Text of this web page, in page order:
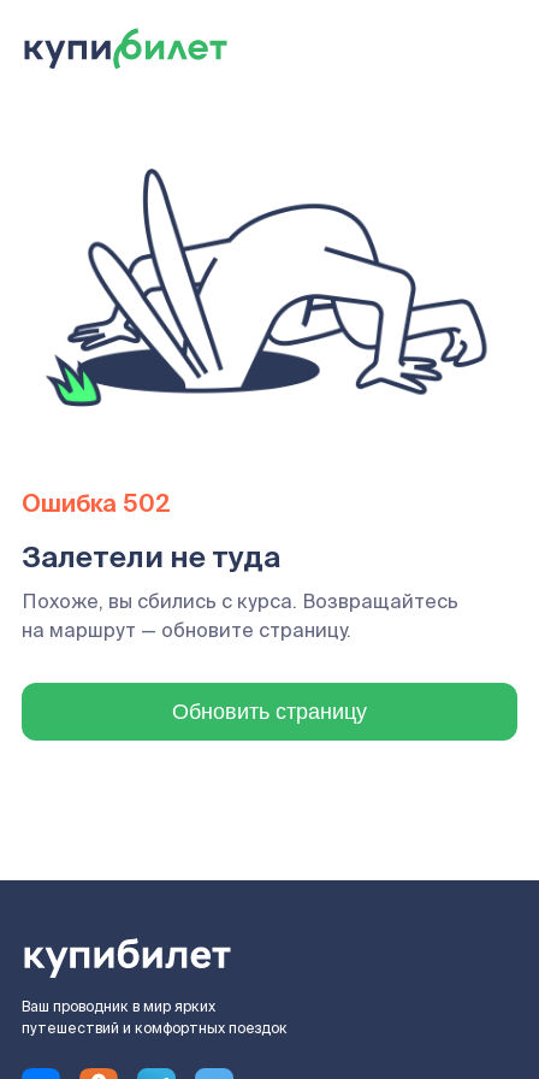
Ошибка 502
Залетели не туда
Похоже, вы сбились с курса. Возвращайтесь
на маршрут — обновите страницу.
Обновить страницу
Ваш проводник в мир ярких
путешествий и комфортных поездок